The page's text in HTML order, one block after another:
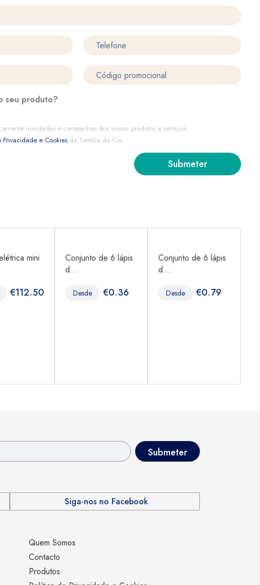
seu produto?
novidades e campanhas dos vossos produtos e serviços.
Privacidade e Cookies da Tertúlia da Cor
mini
€112.50
Conjunto de 6 lápis
d...
Desde €0.36
Conjunto de 6 lápis
d...
Desde €0.79
Siga-nos no Facebook
Quem Somos
Contacto
Produtos